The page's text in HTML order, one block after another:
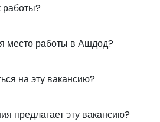
работы?
место работы в Ашдод?
на эту вакансию?
предлагает эту вакансию?